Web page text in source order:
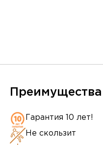
Преимущества
Гарантия 10 лет!
Не скользит